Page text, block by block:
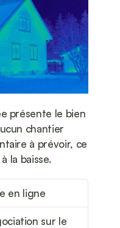
présente le bien
chantier
à prévoir, ce
la baisse.
en ligne
sur le